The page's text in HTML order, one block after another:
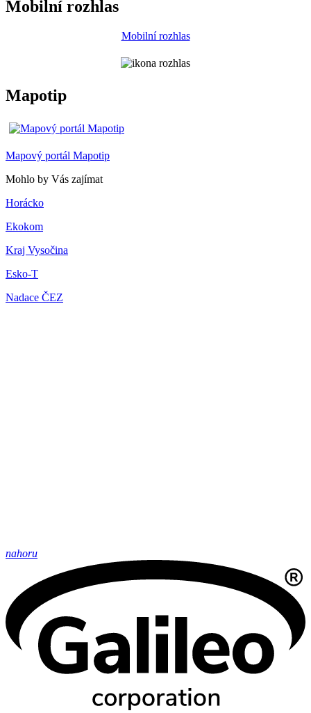
Mobilní rozhlas
Mobilní rozhlas
Mapotip
Mapový portál Mapotip
Mohlo by Vás zajímat
Horácko
Ekokom
Kraj Vysočina
Esko-T
Nadace ČEZ
nahoru